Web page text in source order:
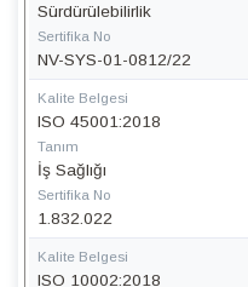
Sürdürülebilirlik
Sertifika No
NV-SYS-01-0812/22
Kalite Belgesi
ISO 45001:2018
Tanım
İş Sağlığı
Sertifika No
1.832.022
Kalite Belgesi
ISO 10002:2018